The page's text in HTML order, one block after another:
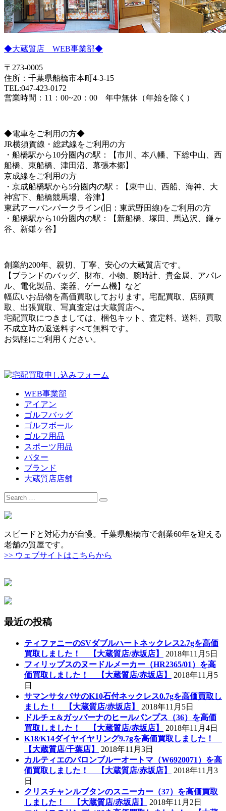
◆大蔵質店 WEB事業部◆
〒273-0005
住所：千葉県船橋市本町4-3-15
TEL:047-423-0172
営業時間：11：00~20：00 年中無休（年始を除く）
◆電車をご利用の方◆
JR横須賀線・総武線をご利用の方
・船橋駅から10分圏内の駅：【市川、本八幡、下総中山、西
船橋、東船橋、津田沼、幕張本郷】
京成線をご利用の方
・京成船橋駅から5分圏内の駅：【東中山、西船、海神、大
神宮下、船橋競馬場、谷津】
東武アーバンパークライン(旧：東武野田線)をご利用の方
・船橋駅から10分圏内の駅：【新船橋、塚田、馬込沢、鎌ヶ
谷、新鎌ヶ谷】
創業約200年、親切、丁寧、安心の大蔵質店です。
【ブランドのバッグ、財布、小物、腕時計、貴金属、アパレ
ル、電化製品、楽器、ゲーム機】など
幅広いお品物を高価買取しております。宅配買取、店頭買
取、出張買取、写真査定は大蔵質店へ。
宅配買取につきましては、梱包キット、査定料、送料、買取
不成立時の返送料すべて無料です。
お気軽にご利用ください。
WEB事業部
アイアン
ゴルフバッグ
ゴルフボール
ゴルフ用品
スポーツ用品
パター
ブランド
大蔵質店店舗
Search
for:
スピードと対応力が自慢。千葉県船橋市で創業60年を迎える
老舗の質屋です。
>> ウェブサイトはこちらから
最近の投稿
ティファニーのSVダブルハートネックレス2.7gを高価
買取しました！ 【大蔵質店/赤坂店】
2018年11月5日
フィリップスのヌードルメーカー（HR2365/01）を高
価買取しました！ 【大蔵質店/赤坂店】
2018年11月5
日
サマンサタバサのK10石付ネックレス0.7gを高価買取し
ました！ 【大蔵質店/赤坂店】
2018年11月5日
ドルチェ&ガッバーナのヒールパンプス（36）を高価
買取しました！ 【大蔵質店/赤坂店】
2018年11月4日
K18/K14ダイヤイヤリング9.7gを高価買取しました！
【大蔵質店/千葉店】
2018年11月3日
カルティエのバロンブルーオートマ（W6920071）を高
価買取しました！ 【大蔵質店/赤坂店】
2018年11月3
日
クリスチャンルブタンのスニーカー（37）を高価買取
しました！ 【大蔵質店/赤坂店】
2018年11月2日